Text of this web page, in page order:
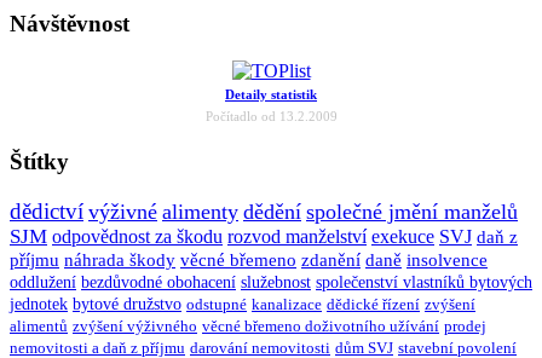
Návštěvnost
Detaily statistik
Počítadlo od 13.2.2009
Štítky
dědictví výživné alimenty dědění společné jmění manželů
SJM odpovědnost za škodu rozvod manželství exekuce SVJ daň z
příjmu náhrada škody věcné břemeno zdanění daně insolvence
oddlužení bezdůvodné obohacení služebnost společenství vlastníků bytových
jednotek bytové družstvo odstupné kanalizace dědické řízení zvýšení
alimentů zvýšení výživného věcné břemeno doživotního užívání prodej
nemovitosti a daň z příjmu darování nemovitosti dům SVJ stavební povolení